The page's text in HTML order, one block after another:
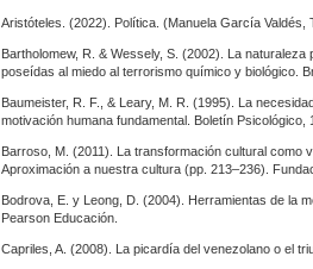
Aristóteles. (2022). Política. (Manuela García Valdés,
Bartholomew, R. & Wessely, S. (2002). La
poseídas al miedo al terrorismo químico y biológico.
Baumeister, R. F., & Leary, M. R. (1995). La
motivación humana fundamental. Boletín
Barroso, M. (2011). La transformación cultural como
Aproximación a nuestra cultura (pp. 213–236).
Bodrova, E. y Leong, D. (2004). Herramientas de la
Pearson Educación.
Capriles, A. (2008). La picardía del venezolano o el